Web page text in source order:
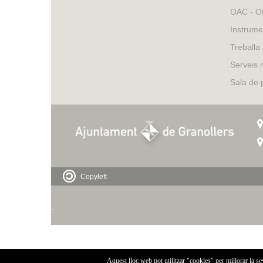
OAC -
Treballa
Serveis
Sala de
Copyleft
-
Aquest lloc web pot utilitzar "cookies" per millorar la